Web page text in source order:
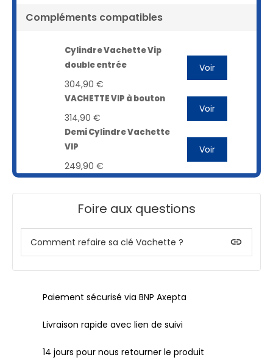
Compléments compatibles
Cylindre Vachette Vip
double entrée
304,90 €
Voir
VACHETTE VIP à bouton
314,90 €
Voir
Demi Cylindre Vachette
VIP
249,90 €
Voir
Foire aux questions
Comment refaire sa clé Vachette ? insert_link
Paiement sécurisé via BNP Axepta
Livraison rapide avec lien de suivi
14 jours pour nous retourner le produit